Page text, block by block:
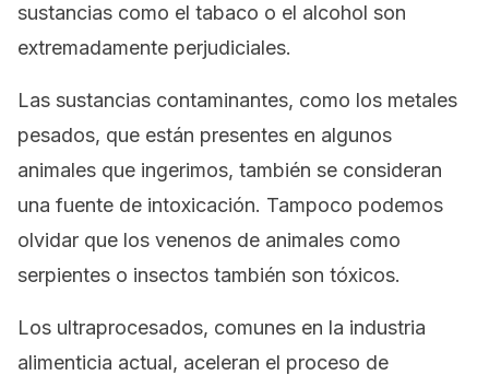
sustancias como el tabaco o el alcohol son
extremadamente perjudiciales.
Las sustancias contaminantes, como los metales
pesados, que están presentes en algunos
animales que ingerimos, también se consideran
una fuente de intoxicación. Tampoco podemos
olvidar que los venenos de animales como
serpientes o insectos también son tóxicos.
Los ultraprocesados, comunes en la industria
alimenticia actual, aceleran el proceso de